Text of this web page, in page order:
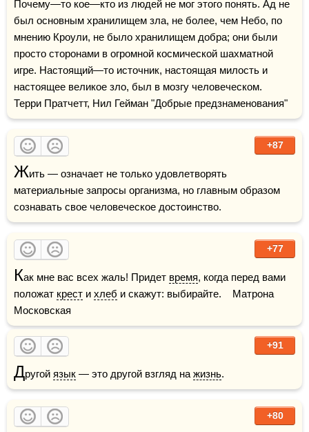
Почему—то кое—кто из людей не мог этого понять. Ад не
был основным хранилищем зла, не более, чем Небо, по
мнению Кроули, не было хранилищем добра; они были
просто сторонами в огромной космической шахматной
игре. Настоящий—то источник, настоящая милость и
настоящее великое зло, был в мозгу человеческом.
Терри Пратчетт, Нил Гейман "Добрые предзнаменования"
+87
Жить — означает не только удовлетворять
материальные запросы организма, но главным образом
сознавать свое человеческое достоинство.
+77
Как мне вас всех жаль! Придет время, когда перед вами
положат крест и хлеб и скажут: выбирайте.    Матрона
Московская
+91
Другой язык — это другой взгляд на жизнь.
+80